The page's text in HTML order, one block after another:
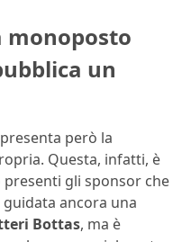
monoposto
un
però la
Questa, infatti, è
presenti gli sponsor che
ancora una
Bottas, ma è